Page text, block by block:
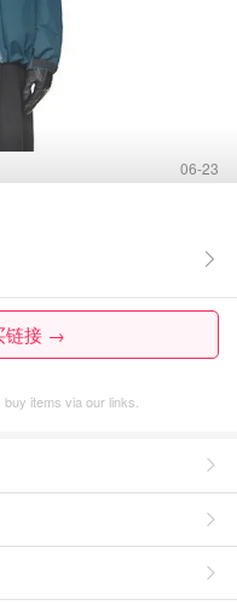
06-23
链接 →
items via our links.